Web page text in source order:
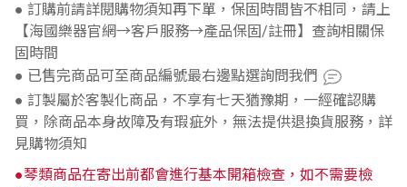
● 訂購前請詳閱購物須知再下單，保固時間皆不相同，請上
【海國樂器官網→客戶服務→產品保固/註冊】查詢相關保
固時間
● 已售完商品可至商品編號最右邊點選詢問我們
● 訂製屬於客製化商品，不享有七天猶豫期，一經確認購
買，除商品本身故障及有瑕疵外，無法提供退換貨服務，詳
見購物須知
●琴類商品在寄出前都會進行基本開箱檢查，如不需要檢